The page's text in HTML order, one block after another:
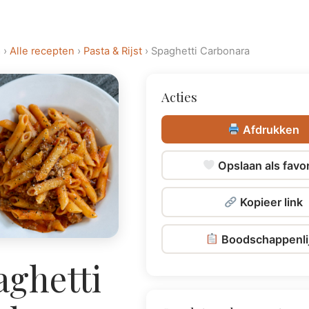
› Alle recepten › Pasta & Rijst › Spaghetti Carbonara
Acties
Afdrukken
Opslaan als
Kopieer link